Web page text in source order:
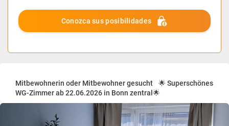
Conozca sus posibilidades
Mitbewohnerin oder Mitbewohner gesucht 🌟 Superschönes
WG-Zimmer ab 22.06.2026 in Bonn zentral🌟